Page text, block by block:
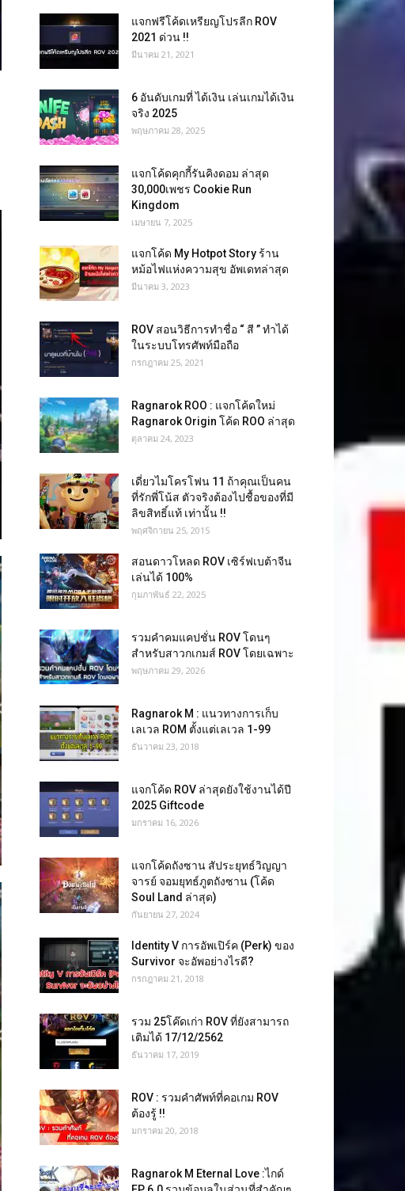
แจกฟรีโค้ดเหรียญโปรลีก ROV
2021 ด่วน !!
มีนาคม 21, 2021
6 อันดับเกมที่ ได้เงิน เล่นเกมได้เงิน
จริง 2025
พฤษภาคม 28, 2025
แจกโค้ดคุกกี้รันคิงดอม ล่าสุด
30,000เพชร Cookie Run
Kingdom
เมษายน 7, 2025
แจกโค้ด My Hotpot Story ร้าน
หม้อไฟแห่งความสุข อัพเดทล่าสุด
มีนาคม 3, 2023
ROV สอนวิธีการทำชื่อ “ สี ” ทำได้
ในระบบโทรศัพท์มือถือ
กรกฎาคม 25, 2021
Ragnarok ROO : แจกโค้ดใหม่
Ragnarok Origin โค้ด ROO ล่าสุด
ตุลาคม 24, 2023
เดี่ยวไมโครโฟน 11 ถ้าคุณเป็นคน
ที่รักพี่โน้ส ตัวจริงต้องไปชื้อของที่มี
ลิขสิทธิ์แท้ เท่านั้น !!
พฤศจิกายน 25, 2015
สอนดาวโหลด ROV เซิร์ฟเบต้าจีน
เล่นได้ 100%
กุมภาพันธ์ 22, 2025
รวมคำคมแคปชั่น ROV โดนๆ
สำหรับสาวกเกมส์ ROV โดยเฉพาะ
พฤษภาคม 29, 2026
Ragnarok M : แนวทางการเก็บ
เลเวล ROM ตั้งแต่เลเวล 1-99
ธันวาคม 23, 2018
แจกโค้ด ROV ล่าสุดยังใช้งานได้ปี
2025 Giftcode
มกราคม 16, 2026
แจกโค้ดถังซาน สัประยุทธ์วิญญา
จารย์ จอมยุทธ์ภูตถังซาน (โค้ด
Soul Land ล่าสุด)
กันยายน 27, 2024
Identity V การอัพเปิร์ค (Perk) ของ
Survivor จะอัพอย่างไรดี?
กรกฎาคม 21, 2018
รวม 25โค๊ดเก่า ROV ที่ยังสามารถ
เติมได้ 17/12/2562
ธันวาคม 17, 2019
ROV : รวมคำศัพท์ที่คอเกม ROV
ต้องรู้ !!
มกราคม 20, 2018
Ragnarok M Eternal Love :ไกด์